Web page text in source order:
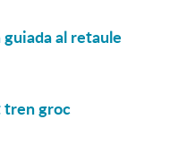
al retaule
tren groc